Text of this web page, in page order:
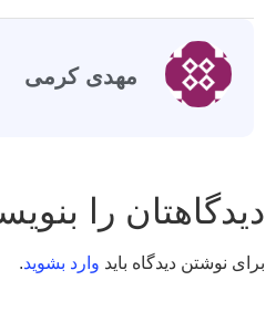
مهدی کرمی
دیدگاهتان را
برای نوشتن دیدگاه باید وارد بشوید.